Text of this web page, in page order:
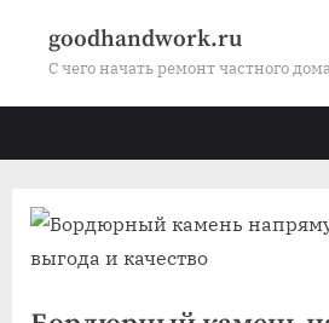
goodhandwork.ru
С чего начать ремонт частного